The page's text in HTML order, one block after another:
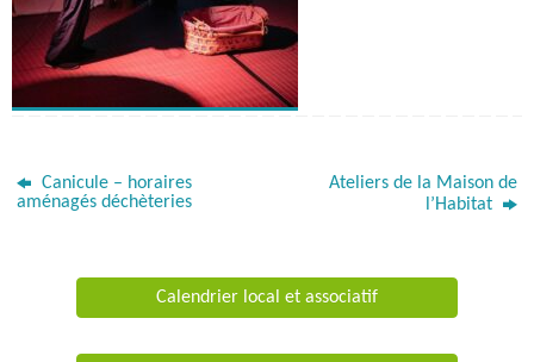
Canicule – horaires
aménagés déchèteries
Ateliers de la Maison de
l’Habitat
Calendrier local et associatif